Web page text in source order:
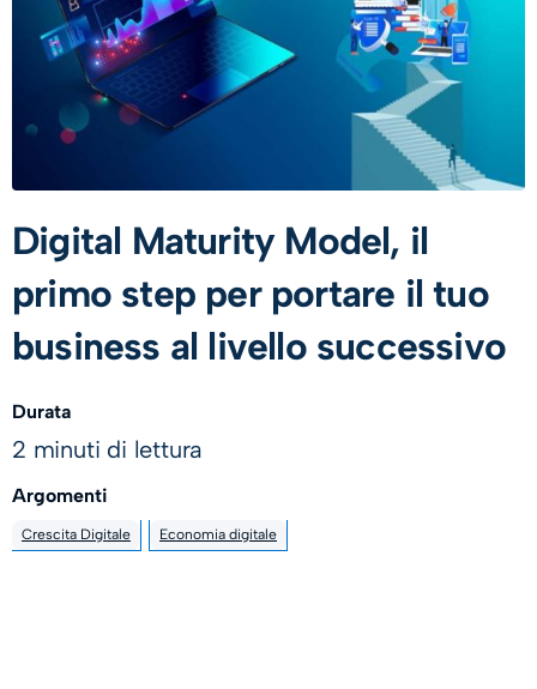
Digital Maturity Model, il
primo step per portare il tuo
business al livello successivo
Durata
2 minuti di lettura
Argomenti
Crescita Digitale Economia digitale